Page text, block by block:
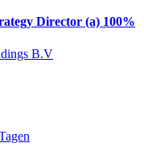
Director (a) 100%
B.V